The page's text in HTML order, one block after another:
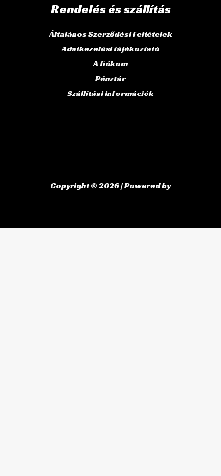
Rendelés és szállítás
Általános Szerződési Feltételek
Adatkezelési tájékoztató
A fiókom
Pénztár
Szállítási információk
Copyright © 2026 | Powered by